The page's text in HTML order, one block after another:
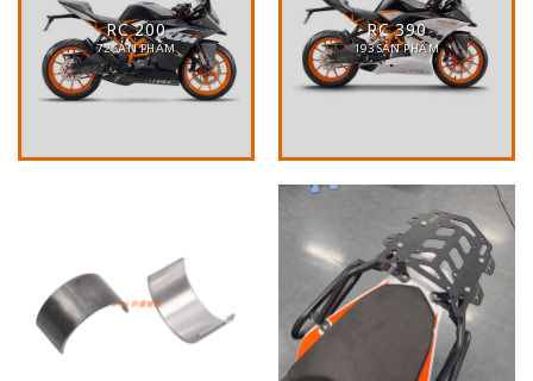
RC 200
72 SẢN PHẨM
RC 390
193 SẢN PHẨM